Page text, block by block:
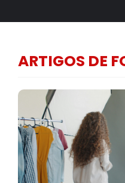
ARTIGOS DE